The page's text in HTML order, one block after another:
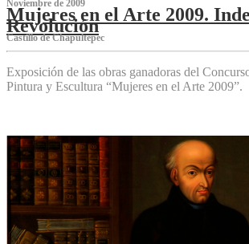
Noviembre de 2009
Mujeres en el Arte 2009.
Revolución
Castillo de Chapultepec
Exposición de las obras ganadoras del
Pintura y Escultura “Mujeres en el Arte 2009”.